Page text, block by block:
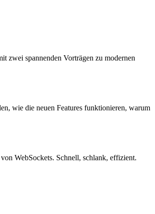
zwei spannenden Vorträgen zu modernen
wie die neuen Features funktionieren, warum
WebSockets. Schnell, schlank, effizient.